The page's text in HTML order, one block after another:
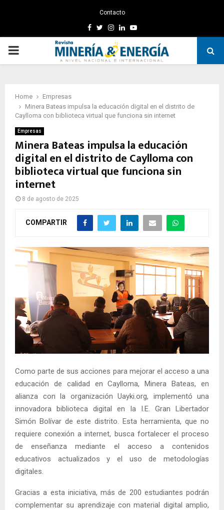
Contacto
Facebook
TwitterInstagram
LinkedinYoutube
PRIMARY
Home
Empresas
Minera Bateas impulsa la educación digital en el distrito de
Caylloma con biblioteca virtual que funciona sin internet
Empresas
Minera Bateas impulsa la educación
digital en el distrito de Caylloma con
biblioteca virtual que funciona sin
internet
8 de agosto de 2025
COMPARTIR
Como parte de sus acciones para mejorar el acceso a una
educación de calidad en Caylloma, Minera Bateas, en
alianza con la organización Uayki.org, implementó una
innovadora biblioteca digital en la I.E. Gran Libertador
Simón Bolívar de este distrito. Esta herramienta, que no
requiere conexión a internet, busca fortalecer el proceso
de enseñanza mediante el acceso a contenidos
educativos actualizados y el uso de metodologías
digitales.
Gracias a esta iniciativa, más de 200 estudiantes podrán
complementar su aprendizaje con material digital amplio,